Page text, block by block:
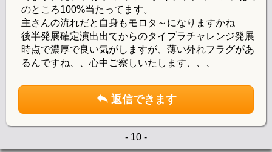
のところ100%当たってます。
主さんの流れだと自身もモロタ～になりますかね
後半発展確定演出出てからのタイプラチャレンジ発展
時点で濃厚で良い気がしますが、薄い外れフラグがあ
るんですね、、心中ご察しいたします、、、
返信できます
- 10 -